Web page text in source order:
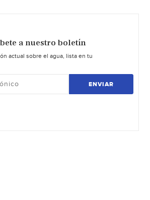
a nuestro boletín
actual sobre el agua, lista en tu
ENVIAR